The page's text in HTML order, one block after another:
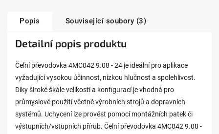
Popis Související soubory (3)
Detailní popis produktu
Čelní převodovka 4MC042 9.08 - 24 je ideální pro aplikace
vyžadující vysokou účinnost, nízkou hlučnost a spolehlivost.
Díky široké škále velikostí a konfigurací je vhodná pro
průmyslové použití včetně výrobních strojů a dopravních
systémů. Uchycení lze provést pomocí montážních patek či
výstupních/vstupních přírub. Čelní převodovka 4MC042 9.08 -